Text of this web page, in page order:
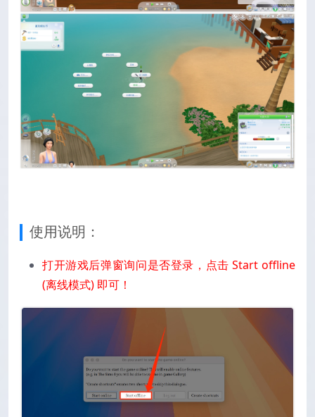
使用说明：
打开游戏后弹窗询问是否登录，点击 Start offline
(离线模式) 即可！